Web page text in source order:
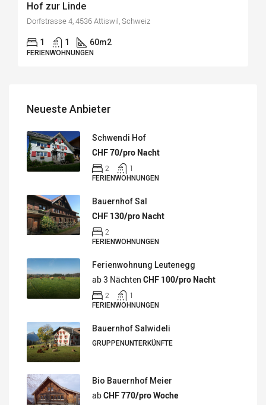
Hof zur Linde
Dorfstrasse 4, 4536 Attiswil, Schweiz
1 1 60m2
FERIENWOHNUNGEN
Neueste Anbieter
Schwendi Hof
CHF 70/pro Nacht
2 1
FERIENWOHNUNGEN
Bauernhof Sal
CHF 130/pro Nacht
2
FERIENWOHNUNGEN
Ferienwohnung Leutenegg
ab 3 Nächten CHF 100/pro Nacht
2 1
FERIENWOHNUNGEN
Bauernhof Salwideli
GRUPPENUNTERKÜNFTE
Bio Bauernhof Meier
abCHF 770/pro Woche